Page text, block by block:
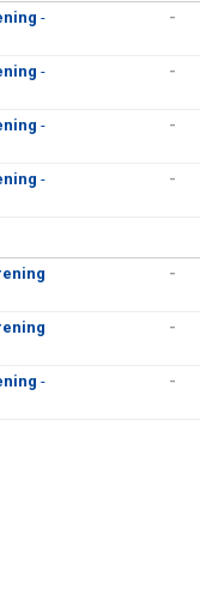
- -
- -
- -
- -
-
-
- -